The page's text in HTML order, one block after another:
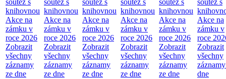
soutěž s
knihovnou
Akce na
zámku v
roce 2026
Zobrazit
všechny
záznamy
ze dne
soutěž s
knihovnou
Akce na
zámku v
roce 2026
Zobrazit
všechny
záznamy
ze dne
soutěž s
knihovnou
Akce na
zámku v
roce 2026
Zobrazit
všechny
záznamy
ze dne
soutěž s
knihovnou
Akce na
zámku v
roce 2026
Zobrazit
všechny
záznamy
ze dne
soutěž s
knihovnou
Akce na
zámku v
roce 2026
Zobrazit
všechny
záznamy
ze dne
soutěž s
Akce na
zámku v
roce
Zobrazit
všechny
dne